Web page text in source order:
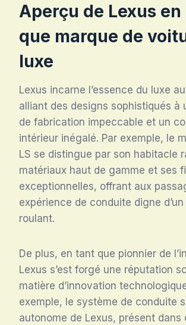
Aperçu de Lexus
que marque de
luxe
Lexus incarne l’essence du luxe
alliant des designs sophistiqués à
de fabrication impeccable et un
intérieur inégalé. Par exemple, le
LS se distingue par son habitacle
matériaux haut de gamme et ses
exceptionnelles, offrant aux
expérience de conduite digne
roulant.
De plus, en tant que pionnier de
Lexus s’est forgé une réputation
matière d’innovation
exemple, le système de conduite
autonome de Lexus, présent dans